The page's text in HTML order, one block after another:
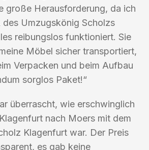
große Herausforderung, da ich
des Umzugskönig Scholzs
reibungslos funktioniert. Sie
Möbel sicher transportiert,
Verpacken und beim Aufbau
sorglos Paket!“
überrascht, wie erschwinglich
nach Moers mit dem
Klagenfurt war. Der Preis
es gab keine